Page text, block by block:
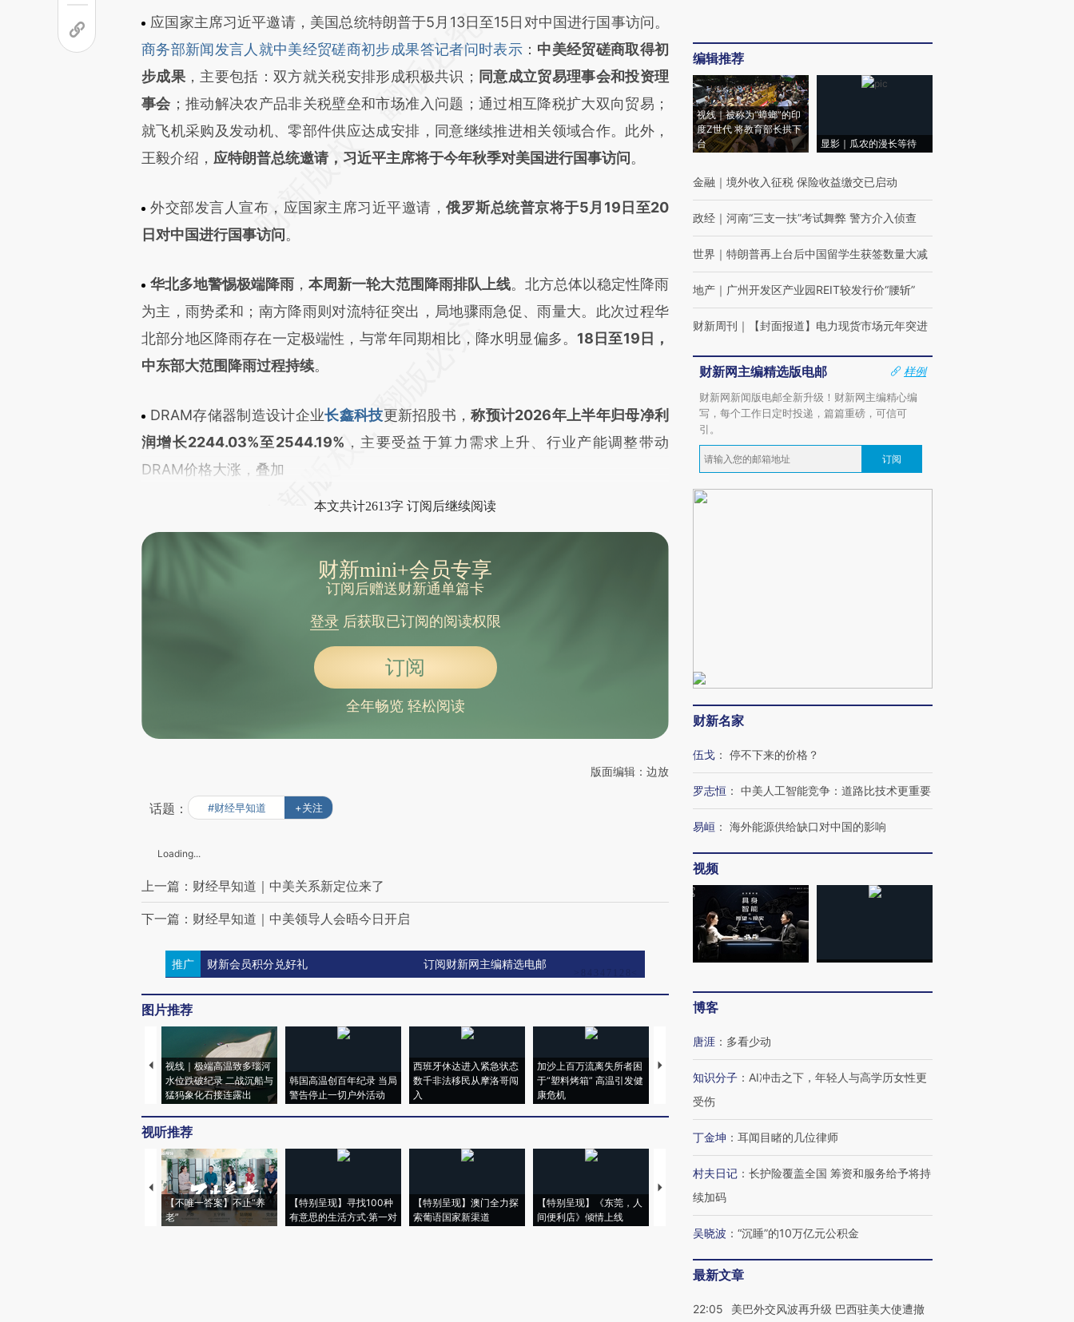
应国家主席习近平邀请，美国总统特朗普于5月13日至15日对中国进行国事访问。
商务部新闻发言人就中美经贸磋商初步成果答记者问时表示： 中美经贸磋商取得初
步成果 ，主要包括：双方就关税安排形成积极共识； 同意成立贸易理事会和投资理
事会；推动解决农产品非关税壁垒和市场准入问题；通过相互降税扩大双向贸易；
就飞机采购及发动机、零部件供应达成安排，同意继续推进相关领域合作。此外，
王毅介绍， 应特朗普总统邀请，习近平主席将于今年秋季对美国进行国事访问 。
外交部发言人宣布，应国家主席习近平邀请，俄罗斯总统普京将于5月19日至20
日对中国进行国事访问 。
华北多地警惕极端降雨 ，本周新一轮大范围降雨排队上线。北方总体以稳定性降雨
为主，雨势柔和；南方降雨则对流特征突出，局地骤雨急促、雨量大。此次过程华
北部分地区降雨存在一定极端性，与常年同期相比，降水明显偏多。 18日至19日，
中东部大范围降雨过程持续。
DRAM存储器制造设计企业长鑫科技更新招股书，称预计2026年上半年归母净利
润增长2244.03%至2544.19% ，主要受益于算力需求上升、行业产能调整带动
DRAM价格大涨，叠加
本文共计2613字 订阅后继续阅读
财新mini+会员专享
订阅后赠送财新通单篇卡
登录后获取已订阅的阅读权限
订阅
全年畅览 轻松阅读
版面编辑：边放
话题： #财经早知道 +关注
Loading...
上一篇：财经早知道｜中美关系新定位来了
下一篇：财经早知道｜中美领导人会晤今日开启
推广 财新会员积分兑好礼 订阅财新网主编精选电邮
图片推荐
视线｜极端高温致多瑙河
水位跌破纪录 二战沉船与
猛犸象化石接连露出
韩国高温创百年纪录 当局
警告停止一切户外活动
西班牙休达进入紧急状态
数千非法移民从摩洛哥闯
入
加沙上百万流离失所者困
于“塑料烤箱” 高温引发健
康危机
马航飞行员跨国走私7万
粒摇头丸 尿检体内含3种
泽连斯基密集出访美英 索
秘鲁纳斯卡观光飞机坠毁
视听推荐
【不唯一答案】不止“养
老”
【特别呈现】寻找100种
有意思的生活方式·第一对
【特别呈现】澳门全力探
索葡语国家新渠道
【特别呈现】《东莞，人
间便利店》倾情上线
【推广】走进第四届链博
会，让数智科技“链”接产
有意思的生活方式·第三对
住三大增长引擎是什么？
编辑推荐
视线｜被称为“蟑螂”的印
度Z世代 将教育部长拱下
台
显影｜瓜农的漫长等待
金融 ｜ 境外收入征税 保险收益缴交已启动
政经 ｜ 河南“三支一扶”考试舞弊 警方介入侦查
世界 ｜ 特朗普再上台后中国留学生获签数量大减
地产 ｜ 广州开发区产业园REIT较发行价“腰斩”
财新周刊 ｜ 【封面报道】电力现货市场元年突进
财新网主编精选版电邮
样例
财新网新闻版电邮全新升级！财新网主编精心编
写，每个工作日定时投递，篇篇重磅，可信可
引。
订阅
财新名家
伍戈 ： 停不下来的价格？
罗志恒 ： 中美人工智能竞争：道路比技术更重要
易峘 ： 海外能源供给缺口对中国的影响
视频
博客
唐涯 ： 多看少动
知识分子 ： AI冲击之下，年轻人与高学历女性更
受伤
丁金坤 ： 耳闻目睹的几位律师
村夫日记 ： 长护险覆盖全国 筹资和服务给予将持
续加码
吴晓波 ： “沉睡”的10万亿元公积金
最新文章
22:05
美巴外交风波再升级 巴西驻美大使遭撤